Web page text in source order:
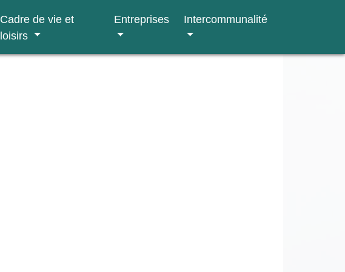
Cadre de vie et
loisirs
Entreprises Intercommunalité